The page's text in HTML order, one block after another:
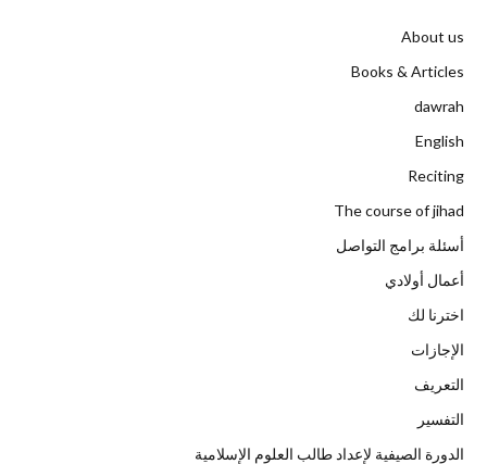
About us
Books & Articles
dawrah
English
Reciting
The course of jihad
أسئلة برامج التواصل
أعمال أولادي
اخترنا لك
الإجازات
التعريف
التفسير
الدورة الصيفية لإعداد طالب العلوم الإسلامية